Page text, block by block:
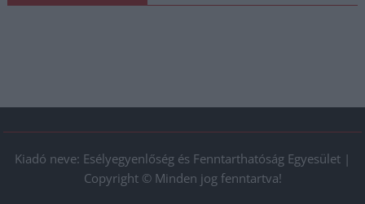
Kiadó neve: Esélyegyenlőség és Fenntarthatóság Egyesület |
Copyright © Minden jog fenntartva!